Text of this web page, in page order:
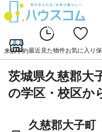
来店予約最近見た物件お気に入り
茨城県久慈郡大
の学区・校区か
久慈郡大子町